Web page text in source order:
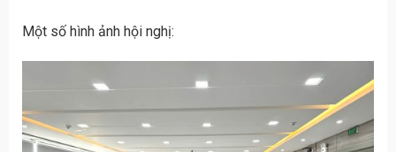
Một số hình ảnh hội nghị: